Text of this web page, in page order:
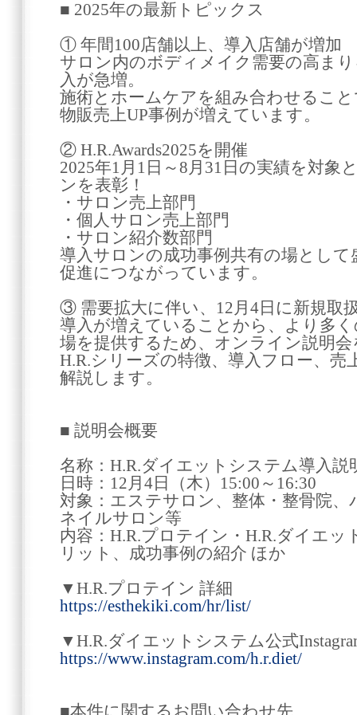
■ 2025年の最新トピックス
① 年間100店舗以上、導入店舗が増加
サロン内のボディメイク需要の高ま
入が急増。
施術とホームケアを組み合わせるこ
物販売上UP事例が増えています。
② H.R.Awards2025を開催
2025年1月1日～8月31日の実績を対象
ンを表彰！
・サロン売上部門
・個人サロン売上部門
・サロン紹介数部門
導入サロンの成功事例共有の場とし
促進につながっています。
③ 需要拡大に伴い、12月4日に新規取
導入が増えていることから、より多
場を提供するため、オンライン説明
H.R.シリーズの特徴、導入フロー、
解説します。
■ 説明会概要
名称：H.R.ダイエットシステム導入説
日時：12月4日（木）15:00～16:30
対象：エステサロン、整体・整骨院
ネイルサロン等
内容：H.R.プロテイン・H.R.ダイエ
リット、成功事例の紹介 ほか
▼H.R.プロテイン 詳細
https://esthekiki.com/hr/list/
▼H.R.ダイエットシステム公式
https://www.instagram.com/h.r.diet/
■本件に関するお問い合わせ先